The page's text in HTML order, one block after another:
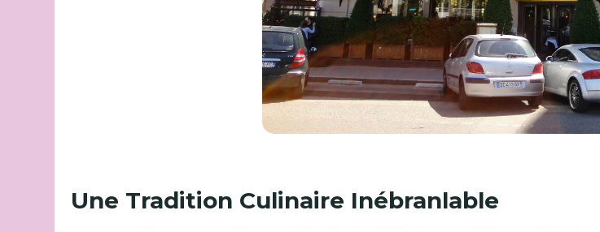
Une Tradition Culinaire Inébranlable